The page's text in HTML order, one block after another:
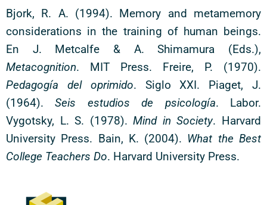
Bjork, R. A. (1994). Memory and metamemory
considerations in the training of human beings.
En J. Metcalfe & A. Shimamura (Eds.),
Metacognition. MIT Press. Freire, P. (1970).
Pedagogía del oprimido. Siglo XXI. Piaget, J.
(1964).Seis estudios de psicología. Labor.
Vygotsky, L. S. (1978).Mind in Society. Harvard
University Press. Bain, K. (2004). What the Best
College Teachers Do. Harvard University Press.